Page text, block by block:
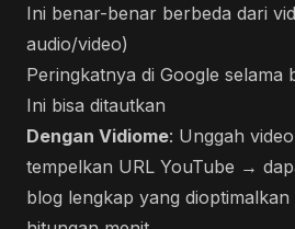
Ini benar-benar berbeda dari
audio/video)
Peringkatnya di Google selama
Ini bisa ditautkan
Dengan Vidiome: Unggah
tempelkan URL YouTube →
blog lengkap yang dioptimalkan